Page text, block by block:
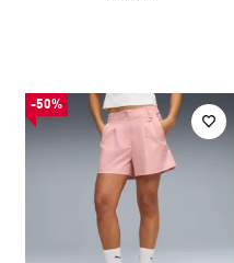
-50%